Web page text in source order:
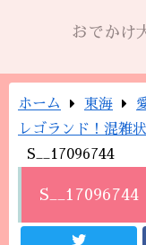
おでかけ
ホーム 東海
レゴランド！混雑
S__17096744
S__17096744